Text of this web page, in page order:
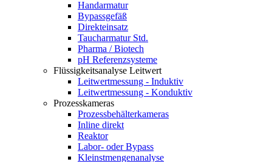
Handarmatur
Bypassgefäß
Direkteinsatz
Taucharmatur Std.
Pharma / Biotech
pH Referenzsysteme
Flüssigkeitsanalyse Leitwert
Leitwertmessung - Induktiv
Leitwertmessung - Konduktiv
Prozesskameras
Prozessbehälterkameras
Inline direkt
Reaktor
Labor- oder Bypass
Kleinstmengenanalyse